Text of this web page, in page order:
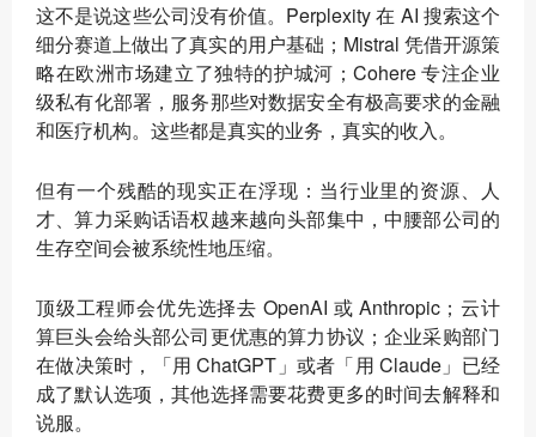
这不是说这些公司没有价值。Perplexity 在 AI 搜索这个
细分赛道上做出了真实的用户基础；Mistral 凭借开源策
略在欧洲市场建立了独特的护城河；Cohere 专注企业
级私有化部署，服务那些对数据安全有极高要求的金融
和医疗机构。这些都是真实的业务，真实的收入。
但有一个残酷的现实正在浮现： 当行业里的资源、人
才、算力采购话语权越来越向头部集中，中腰部公司的
生存空间会被系统性地压缩。
顶级工程师会优先选择去 OpenAI 或 Anthropic；云计
算巨头会给头部公司更优惠的算力协议；企业采购部门
在做决策时，「用 ChatGPT」或者「用 Claude」已经
成了默认选项，其他选择需要花费更多的时间去解释和
说服。